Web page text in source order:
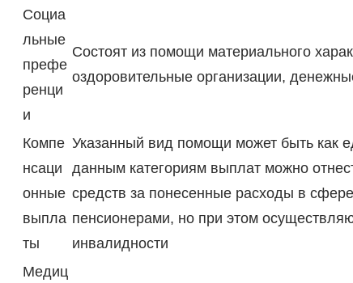
Социа
льные
префе
ренци
и
Состоят из помощи материального
оздоровительные организации,
Компе
нсаци
онные
выпла
ты
Указанный вид помощи может быть как
данным категориям выплат можно
средств за понесенные расходы в
пенсионерами, но при этом
инвалидности
Медиц